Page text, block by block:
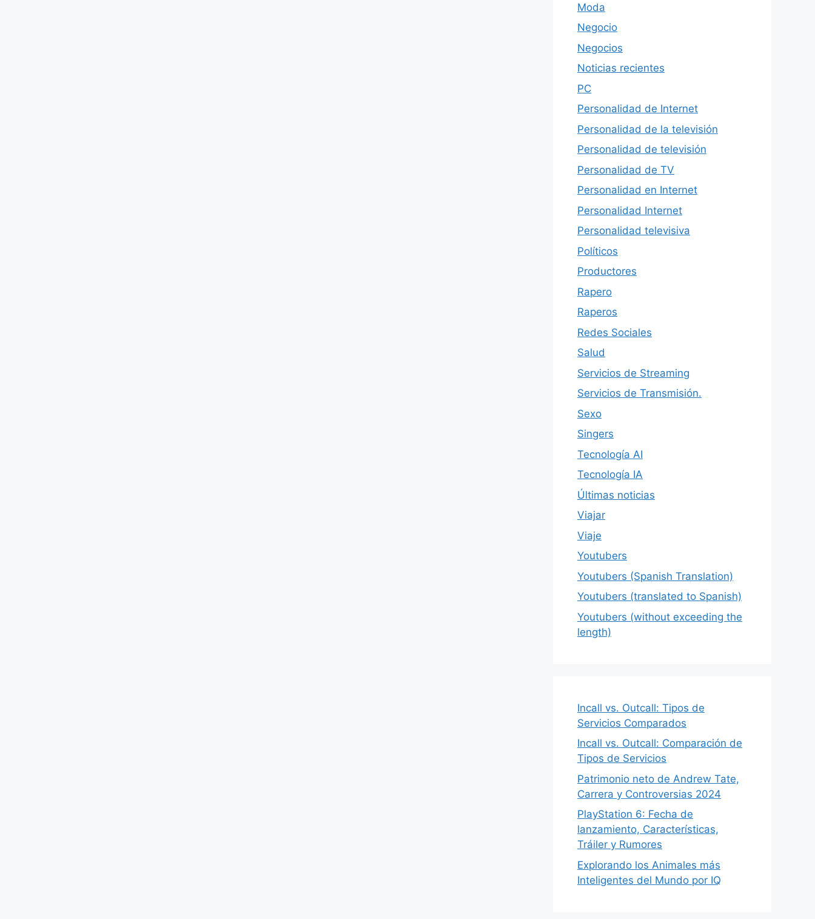
Moda
Negocio
Negocios
Noticias recientes
PC
Personalidad de Internet
Personalidad de la televisión
Personalidad de televisión
Personalidad de TV
Personalidad en Internet
Personalidad Internet
Personalidad televisiva
Políticos
Productores
Rapero
Raperos
Redes Sociales
Salud
Servicios de Streaming
Servicios de Transmisión.
Sexo
Singers
Tecnología AI
Tecnología IA
Últimas noticias
Viajar
Viaje
Youtubers
Youtubers (Spanish Translation)
Youtubers (translated to Spanish)
Youtubers (without exceeding the
length)
Incall vs. Outcall: Tipos de
Servicios Comparados
Incall vs. Outcall: Comparación de
Tipos de Servicios
Patrimonio neto de Andrew Tate,
Carrera y Controversias 2024
PlayStation 6: Fecha de
lanzamiento, Características,
Tráiler y Rumores
Explorando los Animales más
Inteligentes del Mundo por IQ